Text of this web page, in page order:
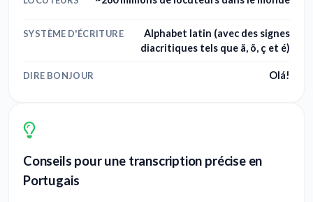
SYSTÈME D'ÉCRITURE
Alphabet latin (avec des signes
diacritiques tels que ã, õ, ç et é)
DIRE BONJOUR Olá!
Conseils pour une transcription précise en
Portugais